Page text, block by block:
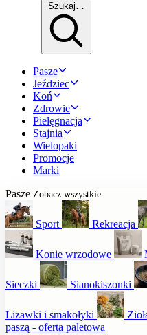
Szukaj…
Pasze
Jeździec
Koń
Zdrowie
Pielęgnacja
Stajnia
Wielopaki
Promocje
Marki
Pasze Zobacz wszystkie
Sport Rekreacja
Konie wrzodowe
Sieczki Sianokiszonki
Lizawki i smakołyki
paszą - oferta paletowa